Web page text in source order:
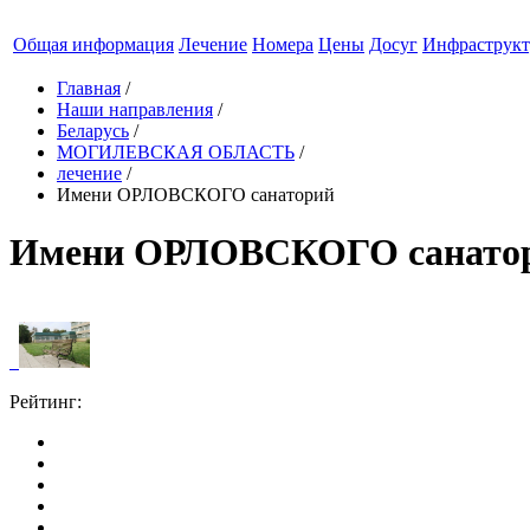
Общая информация Лечение Номера Цены Досуг
Главная /
Наши направления /
Беларусь /
МОГИЛЕВСКАЯ ОБЛАСТЬ /
лечение /
Имени ОРЛОВСКОГО санаторий
Имени ОРЛОВСКОГО
Рейтинг: